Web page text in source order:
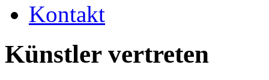
Kontakt
Künstler vertreten